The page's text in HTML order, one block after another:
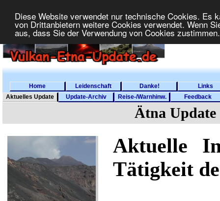
Diese Website verwendet nur technische Cookies. Es
von Drittanbietern weitere Cookies verwendet. Wenn
aus, dass Sie der Verwendung von Cookies
Home Leidenschaft Danke!
Links
Aktuelles Update
Update-Archiv Reise-/Warnhinw. Feedback
Ätna Update
Aktuelle
Tätigkeit